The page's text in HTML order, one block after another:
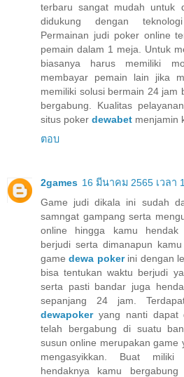
terbaru sangat mudah untuk
didukung dengan
Permainan judi poker online
pemain dalam 1 meja. Untuk
biasanya harus memiliki
membayar pemain lain jika
memiliki solusi bermain 24 jam
bergabung. Kualitas
situs poker dewabet menjamin
ตอบ
2games 16 มีนาคม 2565 เวลา
Game judi dikala ini sudah
samngat gampang serta
online hingga kamu hendak
berjudi serta dimanapun
gamedewa pokerini dengan
bisa tentukan waktu berjudi
serta pasti bandar juga
sepanjang 24 jam.
dewapokeryang nanti dapat
telah bergabung di suatu
susun online merupakan game
mengasyikkan. Buat
hendaknya kamu